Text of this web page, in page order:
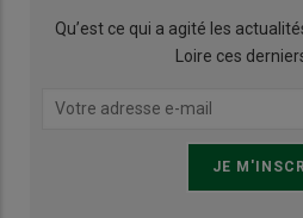
Qu’est ce qui a agité les
Loire ces